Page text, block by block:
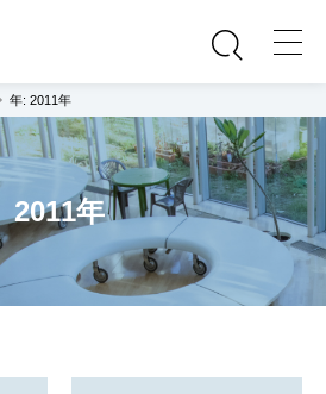
年: 2011年
2011年